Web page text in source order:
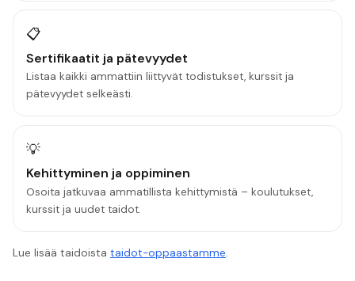
📋
Sertifikaatit ja pätevyydet
Listaa kaikki ammattiin liittyvät todistukset, kurssit ja
pätevyydet selkeästi.
💡
Kehittyminen ja oppiminen
Osoita jatkuvaa ammatillista kehittymistä – koulutukset,
kurssit ja uudet taidot.
Lue lisää taidoista taidot-oppaastamme.